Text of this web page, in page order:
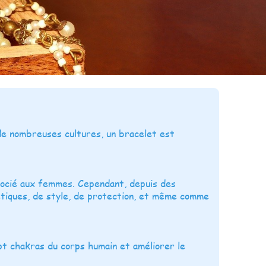
nombreuses cultures, un bracelet est
aux femmes. Cependant, depuis des
de style, de protection, et même comme
du corps humain et améliorer le